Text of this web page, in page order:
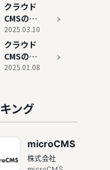
クラウド
CMSの導
入事例、
失敗しな
い選び方
を解説
2025.03.10
クラウド
CMSの費
用相場｜
め10選も
紹介
2025.01.08
ング
microCMS
株式会社